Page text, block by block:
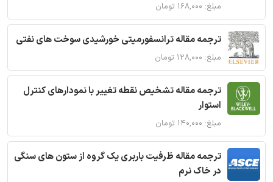
مبلغ: ۱۶۸,۰۰۰ تومان
ترجمه مقاله ترانسفورمیتی خورشیدی سوخت های نفتی
مبلغ: ۱۲۸,۰۰۰ تومان
ترجمه مقاله تشخیص نقطه تغییر با نمودارهای کنترل
استوار
مبلغ: ۱۴۰,۰۰۰ تومان
ترجمه مقاله ظرفیت باربری یک گروه از ستون های سنگی
در خاک نرم